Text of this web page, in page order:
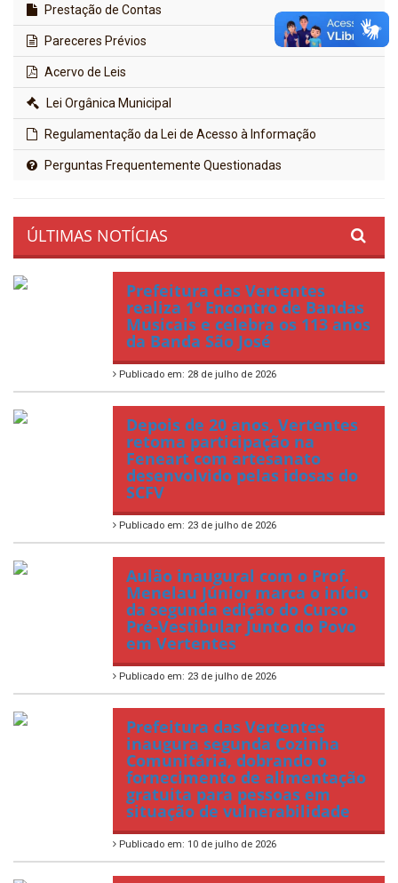
Prestação de Contas
Pareceres Prévios
Acervo de Leis
Lei Orgânica Municipal
Regulamentação da Lei de Acesso à Informação
Perguntas Frequentemente Questionadas
ÚLTIMAS NOTÍCIAS
Prefeitura das Vertentes
realiza 1º Encontro de Bandas
Musicais e celebra os 113 anos
da Banda São José
Publicado em: 28 de julho de 2026
Depois de 20 anos, Vertentes
retoma participação na
Feneart com artesanato
desenvolvido pelas idosas do
SCFV
Publicado em: 23 de julho de 2026
Aulão inaugural com o Prof.
Menelau Júnior marca o início
da segunda edição do Curso
Pré-Vestibular Junto do Povo
em Vertentes
Publicado em: 23 de julho de 2026
Prefeitura das Vertentes
inaugura segunda Cozinha
Comunitária, dobrando o
fornecimento de alimentação
gratuita para pessoas em
situação de vulnerabilidade
Publicado em: 10 de julho de 2026